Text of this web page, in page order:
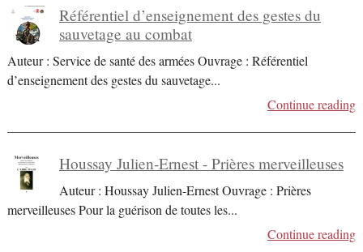
Référentiel d’enseignement des gestes du
sauvetage au combat
Auteur : Service de santé des armées Ouvrage : Référentiel
d’enseignement des gestes du sauvetage...
Continue reading
Houssay Julien-Ernest - Prières merveilleuses
Auteur : Houssay Julien-Ernest Ouvrage : Prières
merveilleuses Pour la guérison de toutes les...
Continue reading